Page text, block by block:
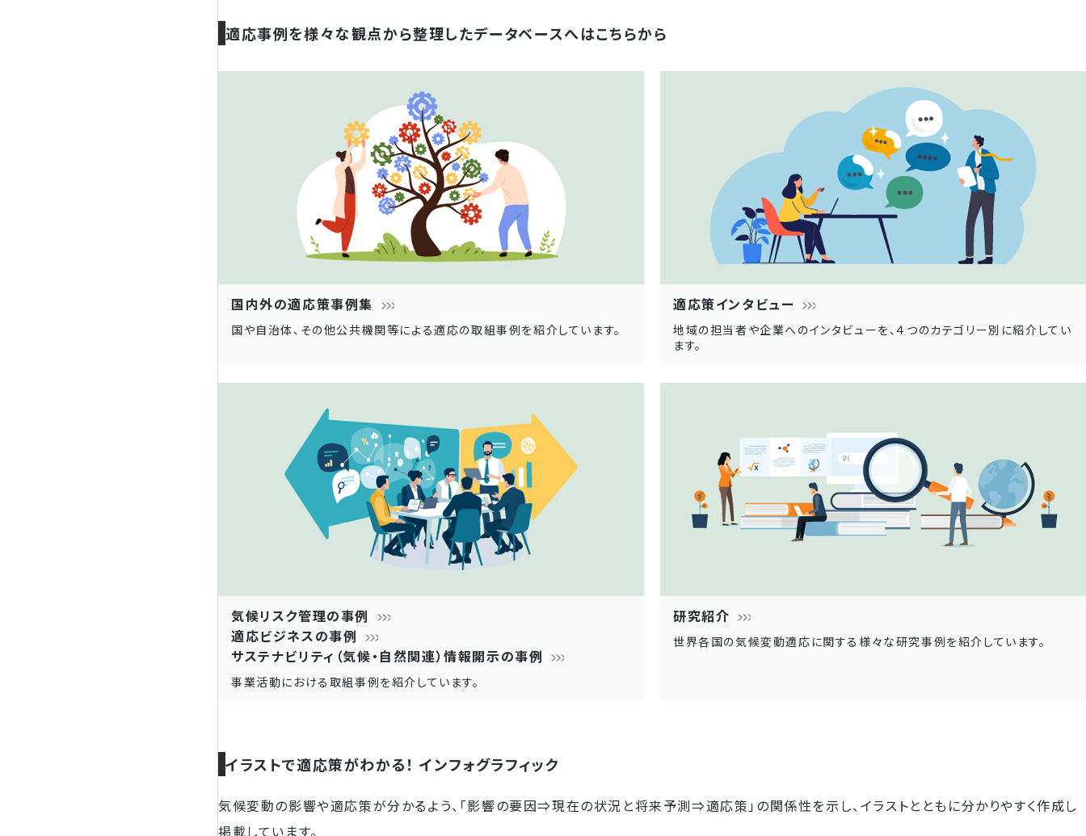
適応事例を様々な観点から整理したデータベースへはこちらから
国内外の適応策事例集
国や自治体、その他公共機関等による適応の取組事例を紹介しています。
適応策インタビュー
地域の担当者や企業へのインタビューを、４つのカテゴリー別に紹介してい
ます。
気候リスク管理の事例
適応ビジネスの事例
サステナビリティ（気候・自然関連）情報開示の事例
事業活動における取組事例を紹介しています。
研究紹介
世界各国の気候変動適応に関する様々な研究事例を紹介しています。
イラストで適応策がわかる！ インフォグラフィック
気候変動の影響や適応策が分かるよう、「影響の要因⇒現在の状況と将来予測⇒適応策」の関係性を示し、イラストとともに分かりやすく作成し
掲載しています。